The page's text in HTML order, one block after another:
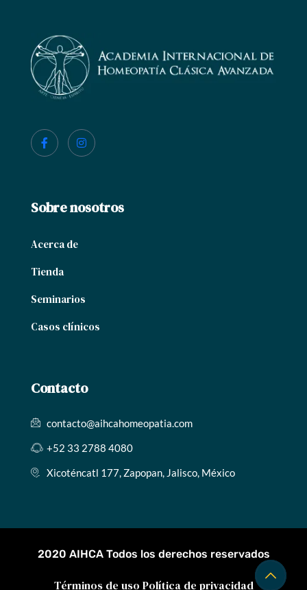
Sobre nosotros
Acerca de
Tienda
Seminarios
Casos clínicos
Contacto
contacto@aihcahomeopatia.com
+52 33 2788 4080
Xicoténcatl 177, Zapopan, Jalisco, México
2020 AIHCA Todos los derechos reservados
Términos de uso Política de privacidad